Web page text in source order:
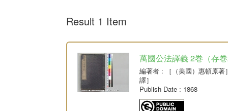
Result 1 Item
萬國公法譯義 2巻（存
編著者 : ［（美國）惠頓原
譯］
Publish Date : 1868